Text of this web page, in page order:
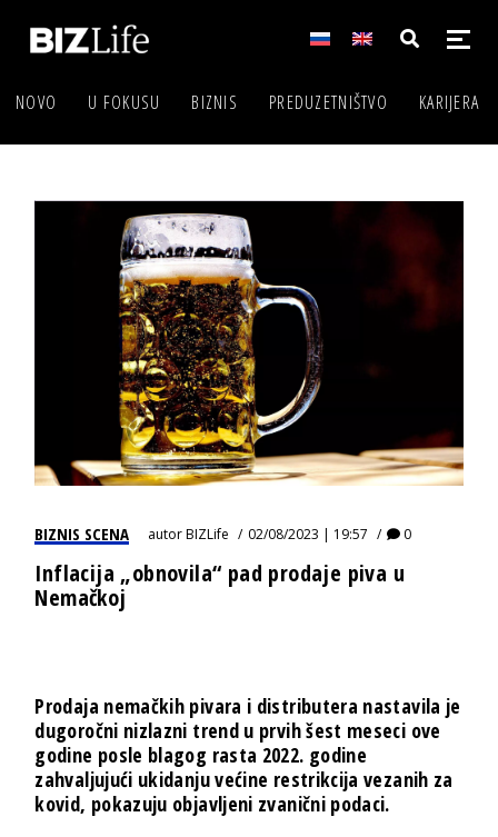
NOVO U FOKUSU BIZNIS PREDUZETNIŠTVO KARIJERA
BIZNIS SCENA autorBIZLife 02/08/2023 | 19:57 0
Inflacija „obnovila“ pad prodaje piva u
Nemačkoj
Prodaja nemačkih pivara i distributera nastavila je
dugoročni nizlazni trend u prvih šest meseci ove
godine posle blagog rasta 2022. godine
zahvaljujući ukidanju većine restrikcija vezanih za
kovid, pokazuju objavljeni zvanični podaci.